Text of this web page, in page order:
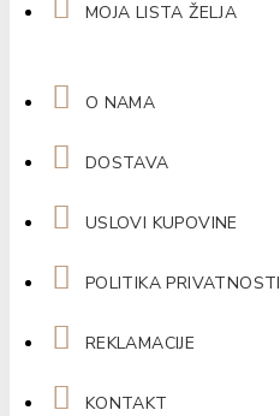
MOJA LISTA ŽELJA
O NAMA
DOSTAVA
USLOVI KUPOVINE
POLITIKA PRIVATNOSTI
REKLAMACIJE
KONTAKT